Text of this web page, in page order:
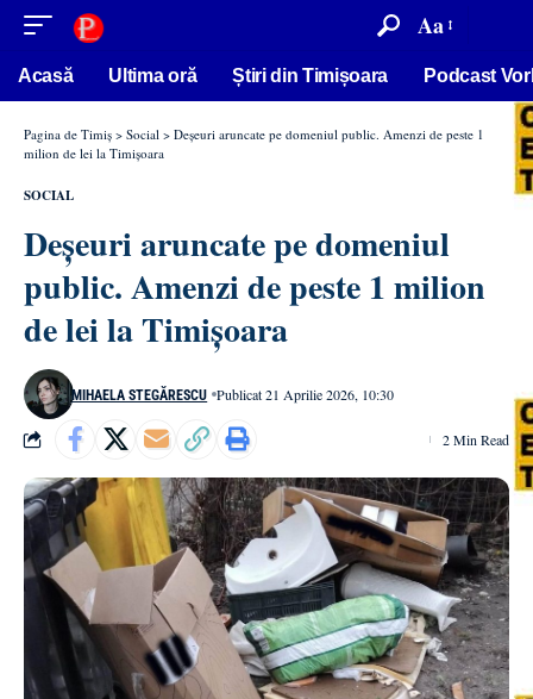
conținut Aa
Acasă Ultima oră Știri din Timișoara Podcast
Pagina de Timiș > Social > Deșeuri aruncate pe domeniul public. Amenzi de peste 1
milion de lei la Timișoara
SOCIAL
Deșeuri aruncate pe domeniul
public. Amenzi de peste 1 milion
de lei la Timișoara
MIHAELA STEGĂRESCU Publicat 21 Aprilie 2026, 10:30
2 Min Read